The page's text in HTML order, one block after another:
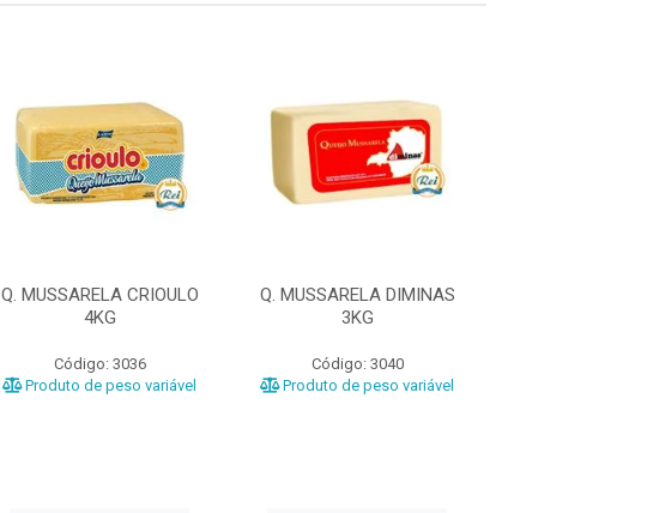
Q. MUSSARELA CRIOULO
4KG
Código: 3036
Produto de peso variável
Q. MUSSARELA DIMINAS
3KG
Código: 3040
Produto de peso variável